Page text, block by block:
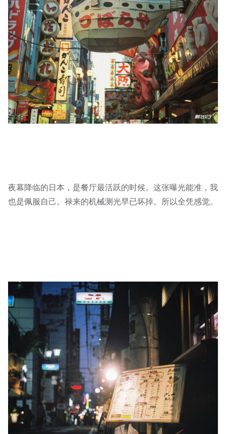
夜幕降临的日本，是餐厅最活跃的时候。这张曝光能准，我
也是佩服自己。禄来的机械测光早已坏掉。所以全凭感觉。